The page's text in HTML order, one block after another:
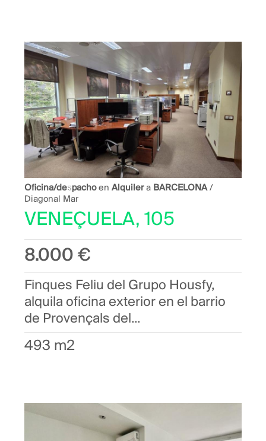
Oficina/despachoenAlquilera BARCELONA/
Diagonal Mar
VENEÇUELA, 105
8.000 €
Finques Feliu del Grupo Housfy,
alquila oficina exterior en el barrio
de Provençals del...
493 m2